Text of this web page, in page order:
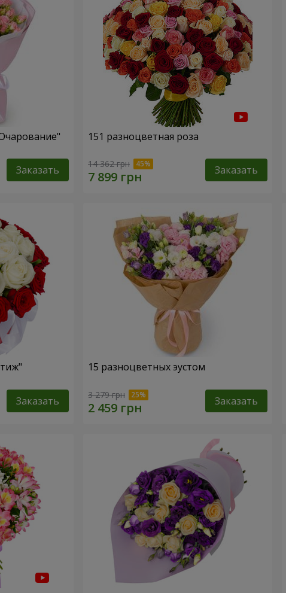
Заказать
151 разноцветная роза
14 362 грн Заказать
Заказать
15 разноцветных эустом
3 279 грн Заказать